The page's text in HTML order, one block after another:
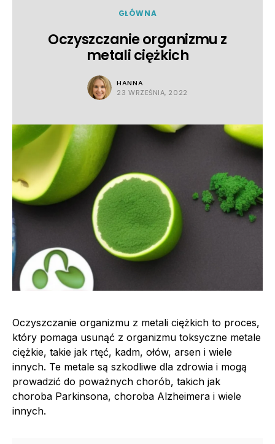
GŁÓWNA
Oczyszczanie organizmu z
metali ciężkich
HANNA
23 WRZEŚNIA, 2022
Oczyszczanie organizmu z metali ciężkich to proces,
który pomaga usunąć z organizmu toksyczne metale
ciężkie, takie jak rtęć, kadm, ołów, arsen i wiele
innych. Te metale są szkodliwe dla zdrowia i mogą
prowadzić do poważnych chorób, takich jak
choroba Parkinsona, choroba Alzheimera i wiele
innych.